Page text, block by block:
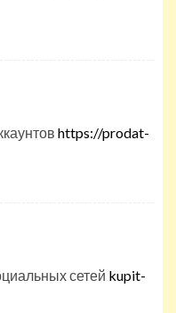
https://prodat-
сетей kupit-